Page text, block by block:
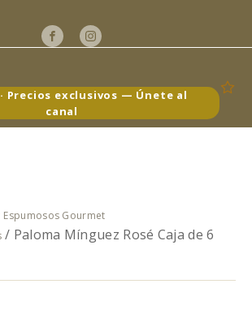
Precios exclusivos — Únete al
canal
Espumosos Gourmet
/ Paloma Mínguez Rosé Caja de 6